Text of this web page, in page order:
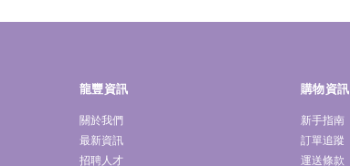
龍豐資訊
關於我們
最新資訊
招聘人才
購物資訊
新手指南
訂單追蹤
運送條款